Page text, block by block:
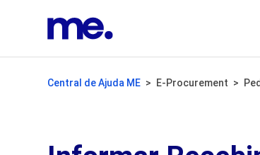
Central de Ajuda ME E-Procurement